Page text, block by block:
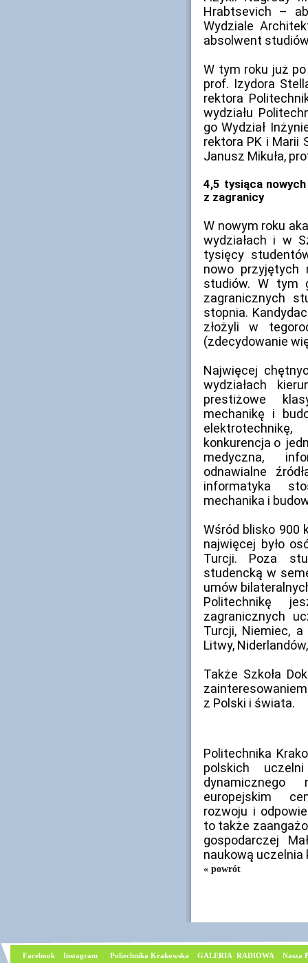
Hrabtsevich –
Wydziale
absolwent
W tym roku już
prof. Izydora
rektora
wydziału
go Wydział
rektora PK i Marii
Janusz Mikuła,
4,5 tysiąca
z zagranicy
W nowym roku
wydziałach i w
tysięcy
nowo przyjętych
studiów. W tym
zagranicznych
stopnia.
złożyli w
(zdecydowanie
Najwięcej
wydziałach
prestiżowe
mechanikę i
konkurencja o
medyczna,
odnawialne
informatyka
mechanika i
Wśród blisko 900
najwięcej było
Turcji. Poza
studencką w
umów
Politechnikę
zagranicznych
Turcji, Niemiec, a
Litwy,
Także Szkoła
z Polski i świata.
Politechnika
polskich
europejskim
rozwoju i
to także
gospodarczej
naukową uczelnia
« powrót
Facebook Instagram Poliechnika Krakowska GALERIA RADIOWA Nasza